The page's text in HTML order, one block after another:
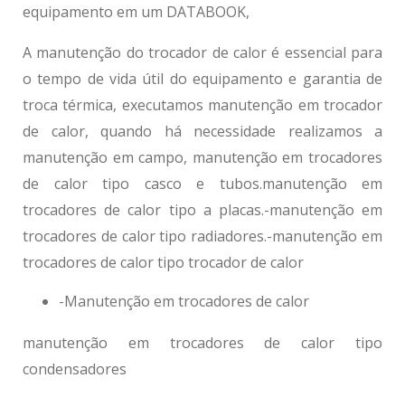
equipamento em um DATABOOK,
A manutenção do trocador de calor é essencial para
o tempo de vida útil do equipamento e garantia de
troca térmica, executamos manutenção em trocador
de calor, quando há necessidade realizamos a
manutenção em campo, manutenção em trocadores
de calortipo casco e tubos.manutenção em
trocadores de calor tipo a placas.-manutenção em
trocadores de calortipo radiadores.-manutenção em
trocadores de calortipo trocador de calor
-Manutenção em trocadores de calor
manutenção em trocadores de calor tipo
condensadores